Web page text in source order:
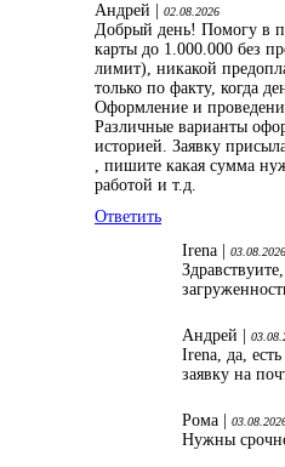
Андрей | 02.08.2026
Добрый день! Помогу в
карты до 1.000.000 без
лимит), никакой
только по факту, когда
Оформление и
Различные варианты
историей. Заявку
, пишите какая сумма
работой и т.д.
Ответить
Irena |
03.08.2026
Андрей |
Irena, да,
заявку на
Рома |
Нужны